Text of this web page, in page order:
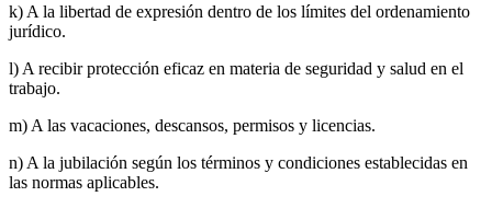
k) A la libertad de expresión dentro de los límites del ordenamiento
jurídico.
l) A recibir protección eficaz en materia de seguridad y salud en el
trabajo.
m) A las vacaciones, descansos, permisos y licencias.
n) A la jubilación según los términos y condiciones establecidas en
las normas aplicables.